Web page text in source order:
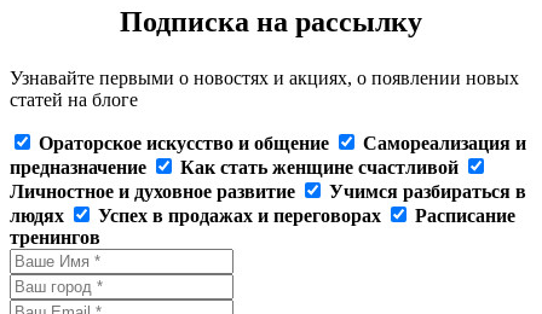
Подписка на рассылку
Узнавайте первыми о новостях и акциях, о появлении новых
статей на блоге
Ораторское искусство и общение
Самореализация и
предназначение
Как стать женщине счастливой
Личностное и духовное развитие
Учимся разбираться в
людях
Успех в продажах и переговорах
Расписание
тренингов